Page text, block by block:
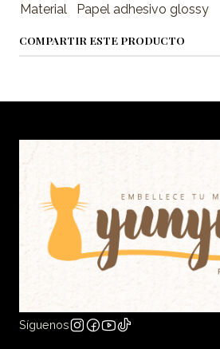
Material
Papel adhesivo glossy
COMPARTIR ESTE PRODUCTO
Síguenos